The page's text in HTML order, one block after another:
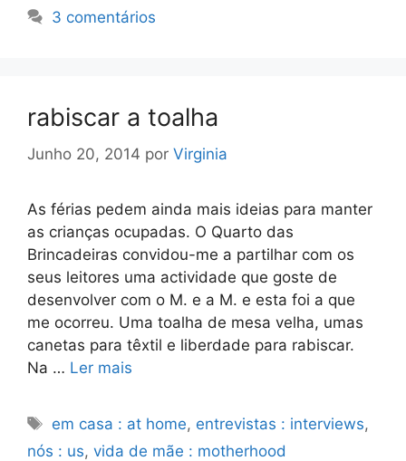
3 comentários
rabiscar a toalha
Junho 20, 2014 por Virginia
As férias pedem ainda mais ideias para manter
as crianças ocupadas. O Quarto das
Brincadeiras convidou-me a partilhar com os
seus leitores uma actividade que goste de
desenvolver com o M. e a M. e esta foi a que
me ocorreu. Uma toalha de mesa velha, umas
canetas para têxtil e liberdade para rabiscar.
Na … Ler mais
Etiquetas
em casa : at home, entrevistas : interviews,
nós : us, vida de mãe : motherhood